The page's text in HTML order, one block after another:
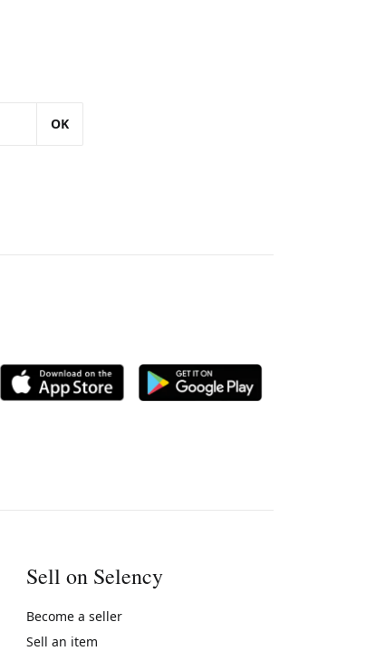
OK
Sell on Selency
Become a seller
Sell an item